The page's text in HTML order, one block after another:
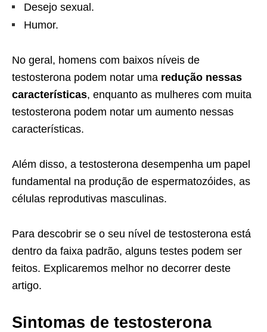
Desejo sexual.
Humor.
No geral, homens com baixos níveis de
testosterona podem notar uma redução nessas
características, enquanto as mulheres com muita
testosterona podem notar um aumento nessas
características.
Além disso, a testosterona desempenha um papel
fundamental na produção de espermatozóides, as
células reprodutivas masculinas.
Para descobrir se o seu nível de testosterona está
dentro da faixa padrão, alguns testes podem ser
feitos. Explicaremos melhor no decorrer deste
artigo.
Sintomas de testosterona